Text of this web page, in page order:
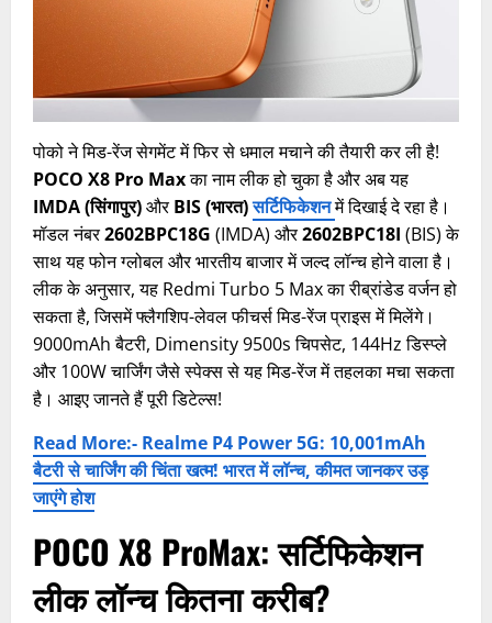
पोको ने मिड-रेंज सेगमेंट में फिर से धमाल मचाने की तैयारी कर ली है!
POCO X8 Pro Maxका नाम लीक हो चुका है और अब यह
IMDA (सिंगापुर)औरBIS (भारत)सर्टिफिकेशनमें दिखाई दे रहा है।
मॉडल नंबर2602BPC18G (IMDA) और2602BPC18I (BIS) के
साथ यह फोन ग्लोबल और भारतीय बाजार में जल्द लॉन्च होने वाला है।
लीक के अनुसार, यह Redmi Turbo 5 Max का रीब्रांडेड वर्जन हो
सकता है, जिसमें फ्लैगशिप-लेवल फीचर्स मिड-रेंज प्राइस में मिलेंगे।
9000mAh बैटरी, Dimensity 9500s चिपसेट, 144Hz डिस्प्ले
और 100W चार्जिंग जैसे स्पेक्स से यह मिड-रेंज में तहलका मचा सकता
है। आइए जानते हैं पूरी डिटेल्स!
Read More:- Realme P4 Power 5G: 10,001mAh
बैटरी से चार्जिंग की चिंता खत्म! भारत में लॉन्च, कीमत जानकर उड़
जाएंगे होश
POCO X8 ProMax:सर्टिफिकेशन
लीक लॉन्च कितना करीब?